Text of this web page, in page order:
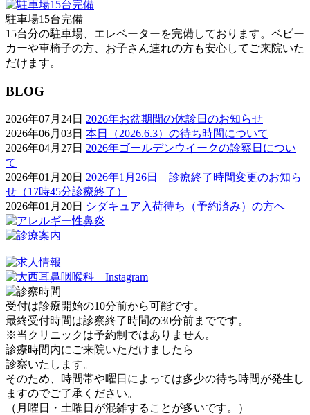
駐車場15台完備
15台分の駐車場、エレベーターを完備しております。ベビー
カーや車椅子の方、お子さん連れの方も安心してご来院いた
だけます。
BLOG
2026年07月24日 2026年お盆期間の休診日のお知らせ
2026年06月03日 本日（2026.6.3）の待ち時間について
2026年04月27日 2026年ゴールデンウイークの診察日につい
て
2026年01月20日 2026年1月26日 診療終了時間変更のお知ら
せ（17時45分診療終了）
2026年01月20日 シダキュア入荷待ち（予約済み）の方へ
受付は診療開始の10分前から可能です。
最終受付時間は診察終了時間の30分前までです。
※当クリニックは予約制ではありません。
診療時間内にご来院いただけましたら
診察いたします。
そのため、時間帯や曜日によっては多少の待ち時間が発生し
ますのでご了承ください。
（月曜日・土曜日が混雑することが多いです。）